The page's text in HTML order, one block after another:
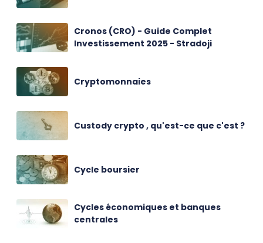
Cronos (CRO) - Guide Complet
Investissement 2025 - Stradoji
Cryptomonnaies
Custody crypto , qu'est-ce que c'est ?
Cycle boursier
Cycles économiques et banques
centrales